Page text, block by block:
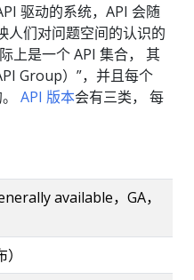
驱动的系统，API 会随
人们对问题空间的认识的
上是一个 API 集合， 其
Group）”，并且每个
API 版本会有三类， 每
available，GA，